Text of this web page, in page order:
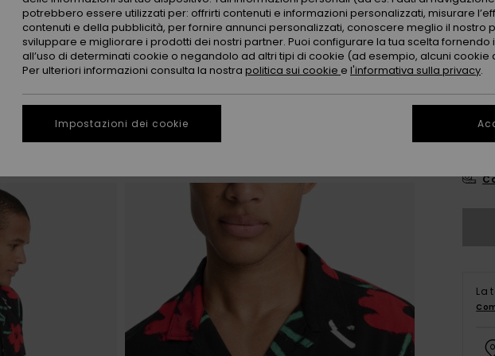
Colori
XS
La
potrebbero essere utilizzati per: offrirti contenuti e informazioni personalizzati, misurare
contenuti e della pubblicità, per fornire annunci personalizzati, conoscere meglio il nostro
sviluppare e migliorare i prodotti dei nostri partner. Puoi configurare la tua scelta fornendo
all’uso di determinati cookie o negandolo ad altri tipi di cookie (ad esempio, alcuni cookie
Per ulteriori informazioni consulta la nostra politica sui cookie e l'informativa sulla privacy.
Impostazioni dei cookie